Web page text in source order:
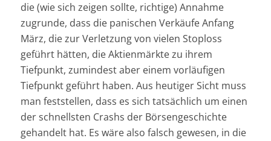
die (wie sich zeigen sollte, richtige) Annahme
zugrunde, dass die panischen Verkäufe Anfang
März, die zur Verletzung von vielen Stoploss
geführt hätten, die Aktienmärkte zu ihrem
Tiefpunkt, zumindest aber einem vorläufigen
Tiefpunkt geführt haben. Aus heutiger Sicht muss
man feststellen, dass es sich tatsächlich um einen
der schnellsten Crashs der Börsengeschichte
gehandelt hat. Es wäre also falsch gewesen, in die